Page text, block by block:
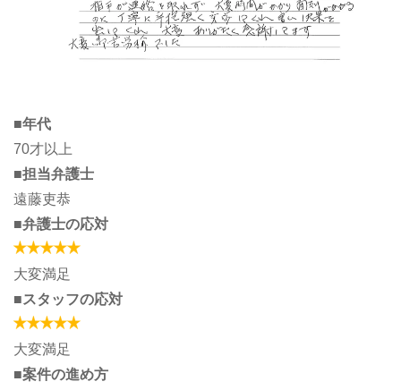
■年代
70才以上
■担当弁護士
遠藤吏恭
■弁護士の応対
大変満足
■スタッフの応対
大変満足
■案件の進め方